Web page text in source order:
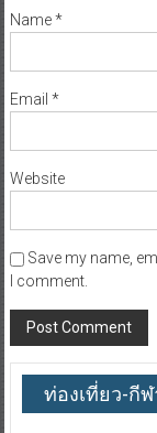
Name*
Email *
Website
Save my name,
I comment.
ท่องเที่ยว-กีฬ